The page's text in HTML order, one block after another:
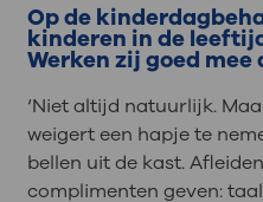
Op de
kinderen in de
Werken zij goed mee
‘Niet altijd natuurlijk.
weigert een hapje te
bellen uit de kast.
complimenten geven: